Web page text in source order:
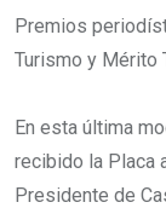
Premios
Turismo y Mérito
En esta última
recibido la Placa
Presidente de